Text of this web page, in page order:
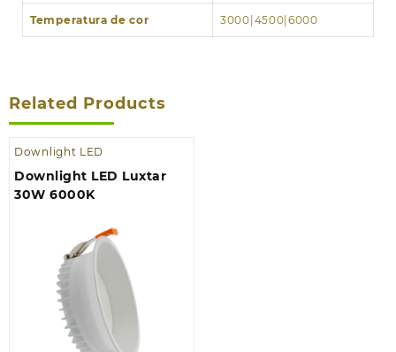
Temperatura de cor 3000|4500|6000
Related Products
Downlight LED
Downlight LED Luxtar
30W 6000K